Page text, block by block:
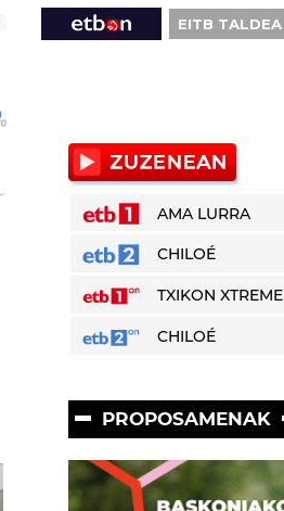
EITB TALDEA
AMA LURRA
CHILOÉ
TXIKON XTREME
CHILOÉ
PROPOSAMENAK